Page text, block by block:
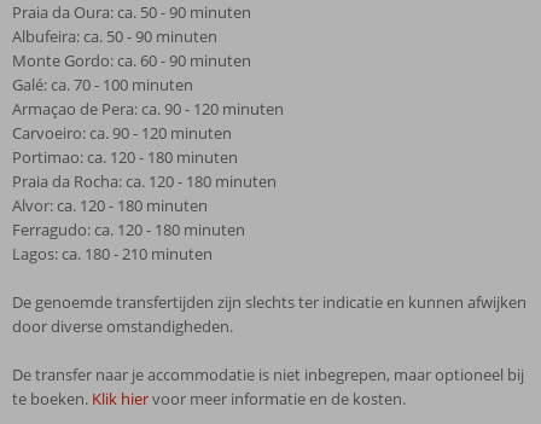
Praia da Oura: ca. 50 - 90 minuten
Albufeira: ca. 50 - 90 minuten
Monte Gordo: ca. 60 - 90 minuten
Galé: ca. 70 - 100 minuten
Armaçao de Pera: ca. 90 - 120 minuten
Carvoeiro: ca. 90 - 120 minuten
Portimao: ca. 120 - 180 minuten
Praia da Rocha: ca. 120 - 180 minuten
Alvor: ca. 120 - 180 minuten
Ferragudo: ca. 120 - 180 minuten
Lagos: ca. 180 - 210 minuten
De genoemde transfertijden zijn slechts ter indicatie en kunnen afwijken
door diverse omstandigheden.
De transfer naar je accommodatie is niet inbegrepen, maar optioneel bij
te boeken. Klik hiervoor meer informatie en de kosten.